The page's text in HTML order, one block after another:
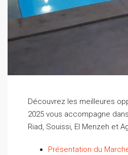
Découvrez les meilleures
2025 vous accompagne
Riad, Souissi, El Menzeh et
Présentation du